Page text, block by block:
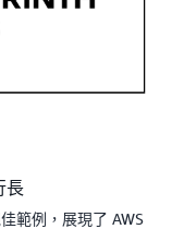
長
範例，展現了 AWS